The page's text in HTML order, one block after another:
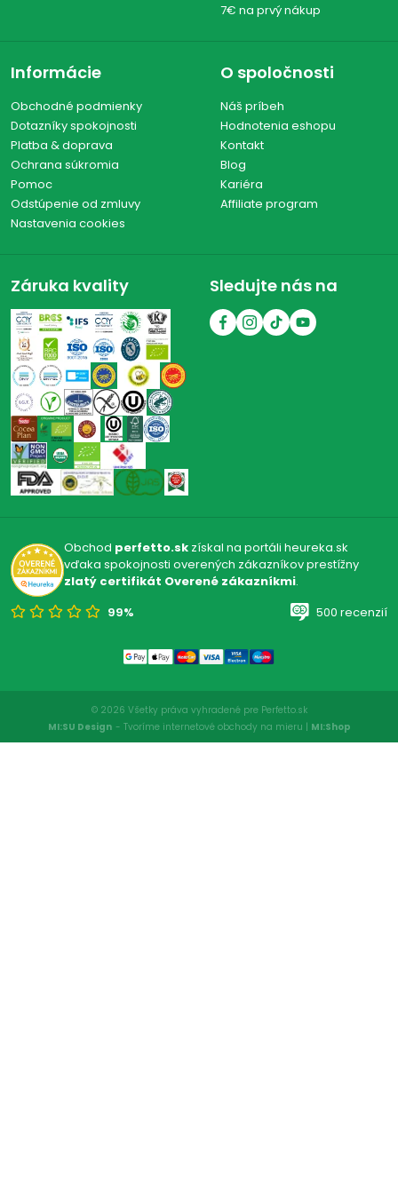
7€ na prvý nákup
Informácie
Obchodné podmienky
Dotazníky spokojnosti
Platba & doprava
Ochrana súkromia
Pomoc
Odstúpenie od zmluvy
Nastavenia cookies
O spoločnosti
Náš príbeh
Hodnotenia eshopu
Kontakt
Blog
Kariéra
Affiliate program
Záruka kvality Sledujte nás na
Obchod perfetto.skzískal na portáli heureka.sk
vďaka spokojnosti overených zákazníkov prestížny
zlatý certifikát Overené zákazníkmi.
99%
500 recenzií
© 2026 Všetky práva vyhradené pre Perfetto.sk
MI:SU Design - Tvoríme internetové obchody na mieru | MI:Shop